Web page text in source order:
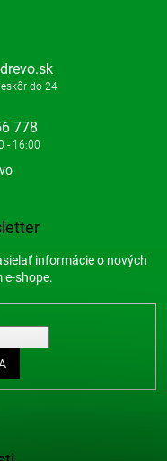
778
informácie o nových
e-shope.